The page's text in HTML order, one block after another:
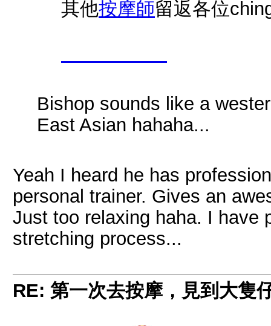
其他按摩師留返各位
Bishop sounds like a
East Asian hahaha...
Yeah I heard he has
personal trainer. Gives an
Just too relaxing haha. I have
stretching process...
RE: 第一次去按摩，見到大隻